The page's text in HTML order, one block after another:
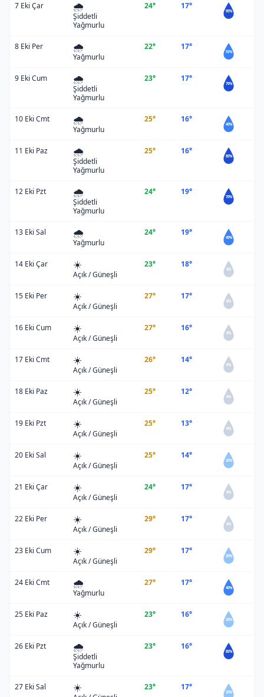
7 Eki Çar 🌧️
Şiddetli
Yağmurlu
24° 17°
95%
8 Eki Per 🌧️
Yağmurlu
22° 17°
55%
9 Eki Cum 🌧️
Şiddetli
Yağmurlu
23° 17°
70%
10 Eki Cmt 🌧️
Yağmurlu
25° 16°
40%
11 Eki Paz 🌧️
Şiddetli
Yağmurlu
25° 16°
85%
12 Eki Pzt 🌧️
Şiddetli
Yağmurlu
24° 19°
70%
13 Eki Sal 🌧️
Yağmurlu
24° 19°
40%
14 Eki Çar ☀️
Açık / Güneşli
23° 18°
0%
15 Eki Per ☀️
Açık / Güneşli
27° 17°
0%
16 Eki Cum ☀️
Açık / Güneşli
27° 16°
0%
17 Eki Cmt ☀️
Açık / Güneşli
26° 14°
0%
18 Eki Paz ☀️
Açık / Güneşli
25° 12°
0%
19 Eki Pzt ☀️
Açık / Güneşli
25° 13°
0%
20 Eki Sal ☀️
Açık / Güneşli
25° 14°
20%
21 Eki Çar ☀️
Açık / Güneşli
24° 17°
0%
22 Eki Per ☀️
Açık / Güneşli
29° 17°
0%
23 Eki Cum ☀️
Açık / Güneşli
29° 17°
20%
24 Eki Cmt 🌧️
Yağmurlu
27° 17°
40%
25 Eki Paz ☀️
Açık / Güneşli
23° 16°
20%
26 Eki Pzt 🌧️
Şiddetli
Yağmurlu
23° 16°
85%
27 Eki Sal ☀️ 23° 17°
20%